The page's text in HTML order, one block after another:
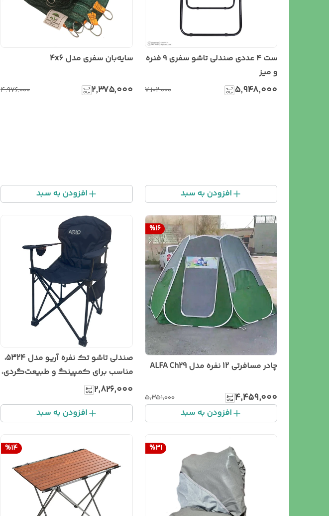
ست ۴ عددی صندلی تاشو سفری ۹ فنره
و میز
۵٬۹۴۸٬۰۰۰ ۷٬۱۰۲٬۰۰۰
افزودن به سبد
سایه‌بان سفری مدل 4x6
۲٬۳۷۵٬۰۰۰ ۴٬۹۷۶٬۰۰۰
افزودن به سبد
%16
چادر مسافرتی 12 نفره مدل ALFA Ch29
۴٬۴۵۹٬۰۰۰ ۵٬۳۵۱٬۰۰۰
افزودن به سبد
صندلی تاشو تک نفره آریو مدل 5324،
مناسب برای کمپینگ و طبیعت‌گردی،
پیک‌نیک، ماهیگیری و شکار، ساحل
پیاده‌روی طولانی، دارای جای لیوان و
۲٬۸۲۶٬۰۰۰
افزودن به سبد
%31
%14